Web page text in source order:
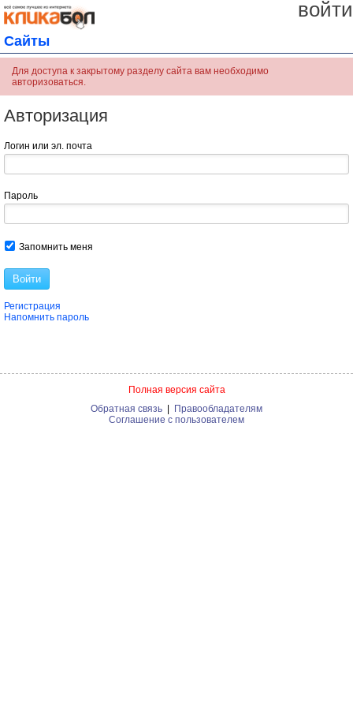
войти
Сайты
Для доступа к закрытому разделу сайта вам необходимо
авторизоваться.
Авторизация
Логин или эл. почта
Пароль
Запомнить меня
Войти
Регистрация
Напомнить пароль
Полная версия сайта
Обратная связь
Правообладателям
Соглашение с пользователем